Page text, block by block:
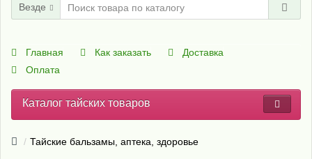
Везде
Главная Как заказать
Доставка
Оплата
Каталог тайских товаров
Тайские бальзамы, аптека, здоровье